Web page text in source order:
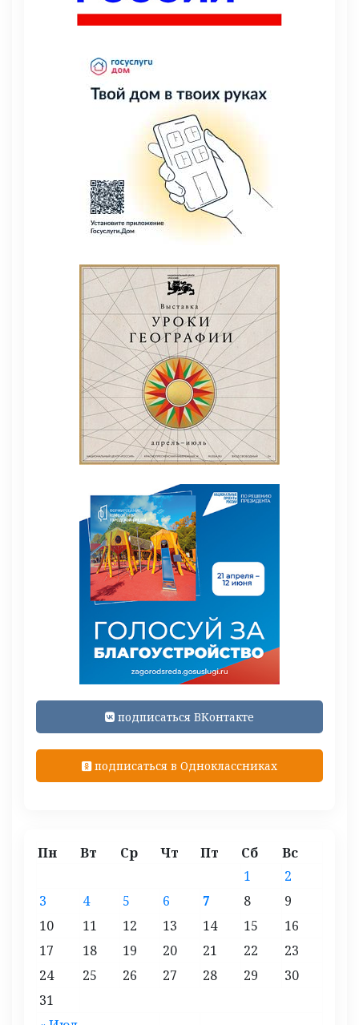
подписаться ВКонтакте
подписаться в Одноклассниках
Пн Вт Ср Чт Пт Сб Вс
1
2
3
4 5 6 7 8
9
10
11 12 13 14 15
16
17
18 19 20 21 22
23
24
25 26 27 28 29
30
31